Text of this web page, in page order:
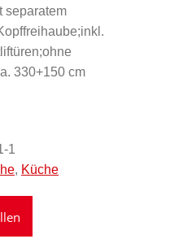
separatem
330+150 cm
1
, Küche